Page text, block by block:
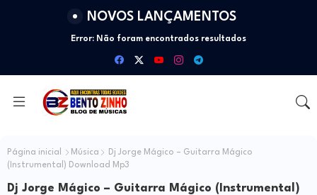
NOVOS LANÇAMENTOS
Error: Não foram encontrados resultados
Página inicial Música
Dj Jorge Mágico – Guitarra Mágico
(Instrumental) Download Mp3
Dj Jorge Mágico – Guitarra Mágico (Instrumental)